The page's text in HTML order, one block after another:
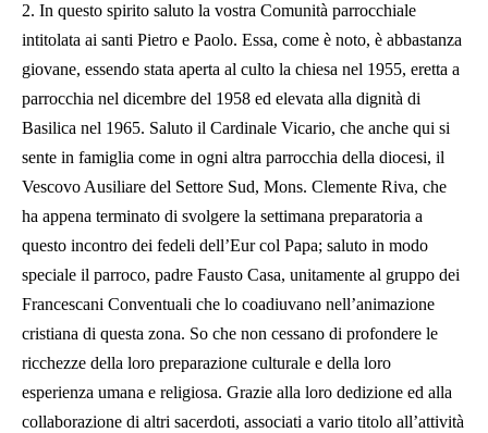
2. In questo spirito saluto la vostra Comunità parrocchiale
intitolata ai santi Pietro e Paolo. Essa, come è noto, è abbastanza
giovane, essendo stata aperta al culto la chiesa nel 1955, eretta a
parrocchia nel dicembre del 1958 ed elevata alla dignità di
Basilica nel 1965. Saluto il Cardinale Vicario, che anche qui si
sente in famiglia come in ogni altra parrocchia della diocesi, il
Vescovo Ausiliare del Settore Sud, Mons. Clemente Riva, che
ha appena terminato di svolgere la settimana preparatoria a
questo incontro dei fedeli dell’Eur col Papa; saluto in modo
speciale il parroco, padre Fausto Casa, unitamente al gruppo dei
Francescani Conventuali che lo coadiuvano nell’animazione
cristiana di questa zona. So che non cessano di profondere le
ricchezze della loro preparazione culturale e della loro
esperienza umana e religiosa. Grazie alla loro dedizione ed alla
collaborazione di altri sacerdoti, associati a vario titolo all’attività